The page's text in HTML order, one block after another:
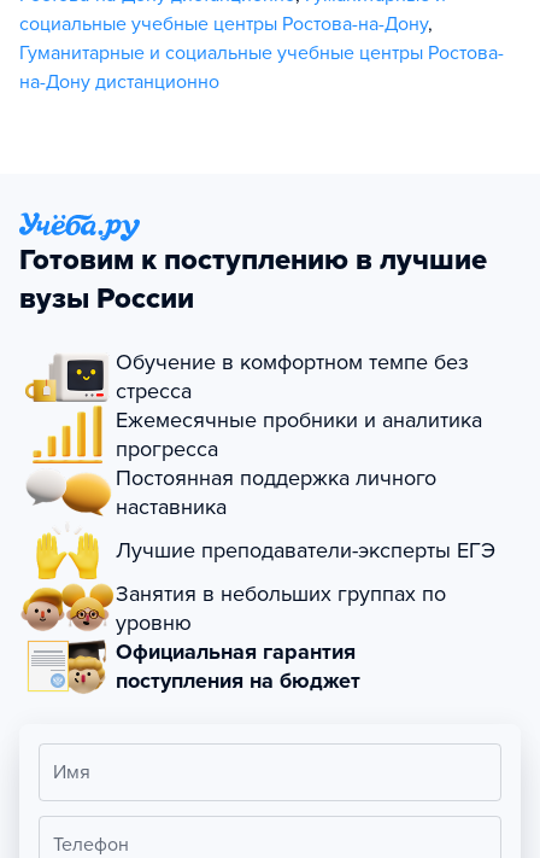
социальные учебные центры Ростова-на-Дону,
Гуманитарные и социальные учебные центры Ростова-
на-Дону дистанционно
Готовим к поступлению в лучшие
вузы России
Обучение в комфортном темпе без
стресса
Ежемесячные пробники и аналитика
прогресса
Постоянная поддержка личного
наставника
Лучшие преподаватели-эксперты ЕГЭ
Занятия в небольших группах по
уровню
Официальная гарантия
поступления на бюджет
Имя
Телефон